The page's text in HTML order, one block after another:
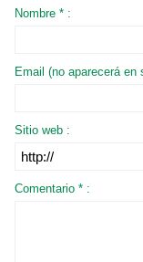
Nombre * :
Email (no aparecerá en
Sitio web :
Comentario * :